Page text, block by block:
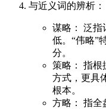
与近义词的辨析：
谋略： 泛指
低。“伟略”
分。
策略： 指根
方式，更具
根本。
方略： 指全